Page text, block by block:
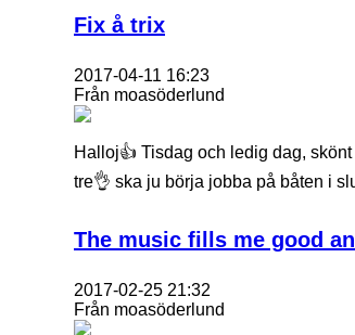
Fix å trix
2017-04-11 16:23
Från moasöderlund
Halloj👍 Tisdag och ledig dag,
tre👌 ska ju börja jobba på båten i
The music fills me good
2017-02-25 21:32
Från moasöderlund